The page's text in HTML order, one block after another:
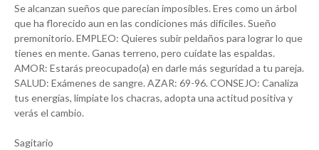
Se alcanzan sueños que parecían imposibles. Eres como un árbol
que ha florecido aun en las condiciones más difíciles. Sueño
premonitorio. EMPLEO: Quieres subir peldaños para lograr lo que
tienes en mente. Ganas terreno, pero cuídate las espaldas.
AMOR: Estarás preocupado(a) en darle más seguridad a tu pareja.
SALUD: Exámenes de sangre. AZAR: 69-96. CONSEJO: Canaliza
tus energías, límpiate los chacras, adopta una actitud positiva y
verás el cambio.
Sagitario